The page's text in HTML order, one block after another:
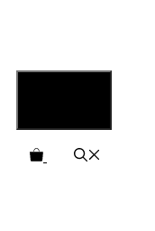
springen